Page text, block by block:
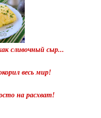
сливочный сыр...
весь мир!
на расхват!